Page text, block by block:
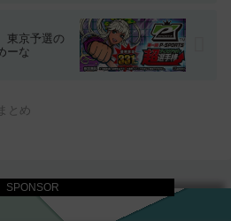
SPONSOR
東京予選の
ーな
とめ